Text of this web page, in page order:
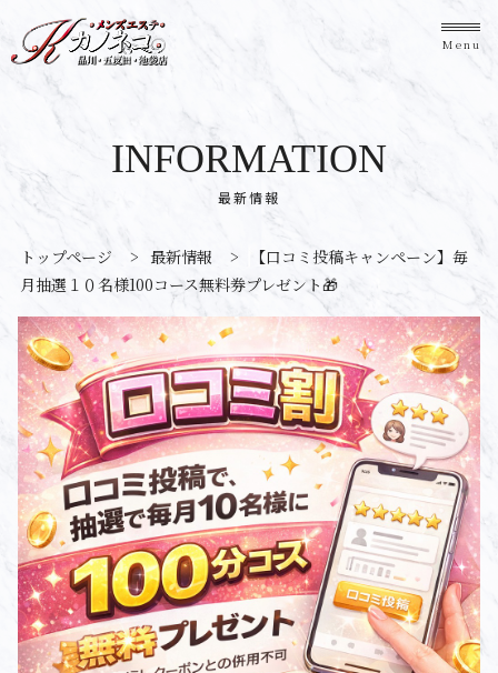
Menu
最新情報
INFORMATION
トップページ > 最新情報 >
【口コミ投稿キャンペーン】毎
月抽選１０名様100コース無料券プレゼント🎁